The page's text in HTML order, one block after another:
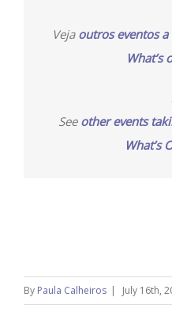
Veja outros eventos
What’s
See other events
What’s
By Paula Calheiros | July 16th,